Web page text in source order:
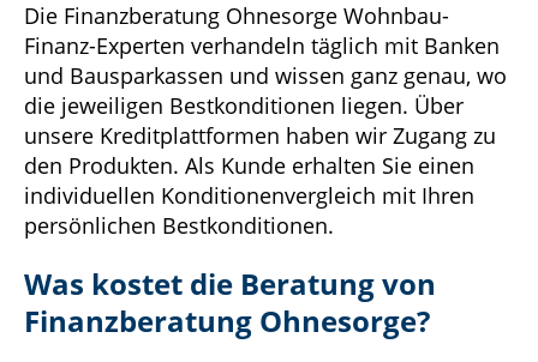
Die Finanzberatung Ohnesorge Wohnbau-
Finanz-Experten verhandeln täglich mit Banken
und Bausparkassen und wissen ganz genau, wo
die jeweiligen Bestkonditionen liegen. Über
unsere Kreditplattformen haben wir Zugang zu
den Produkten. Als Kunde erhalten Sie einen
individuellen Konditionenvergleich mit Ihren
persönlichen Bestkonditionen.
Was kostet die Beratung von
Finanzberatung Ohnesorge?